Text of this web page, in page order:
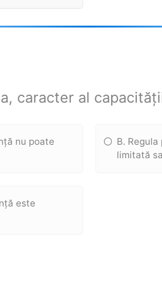
caracter al
nu poate
B.
limitată
este